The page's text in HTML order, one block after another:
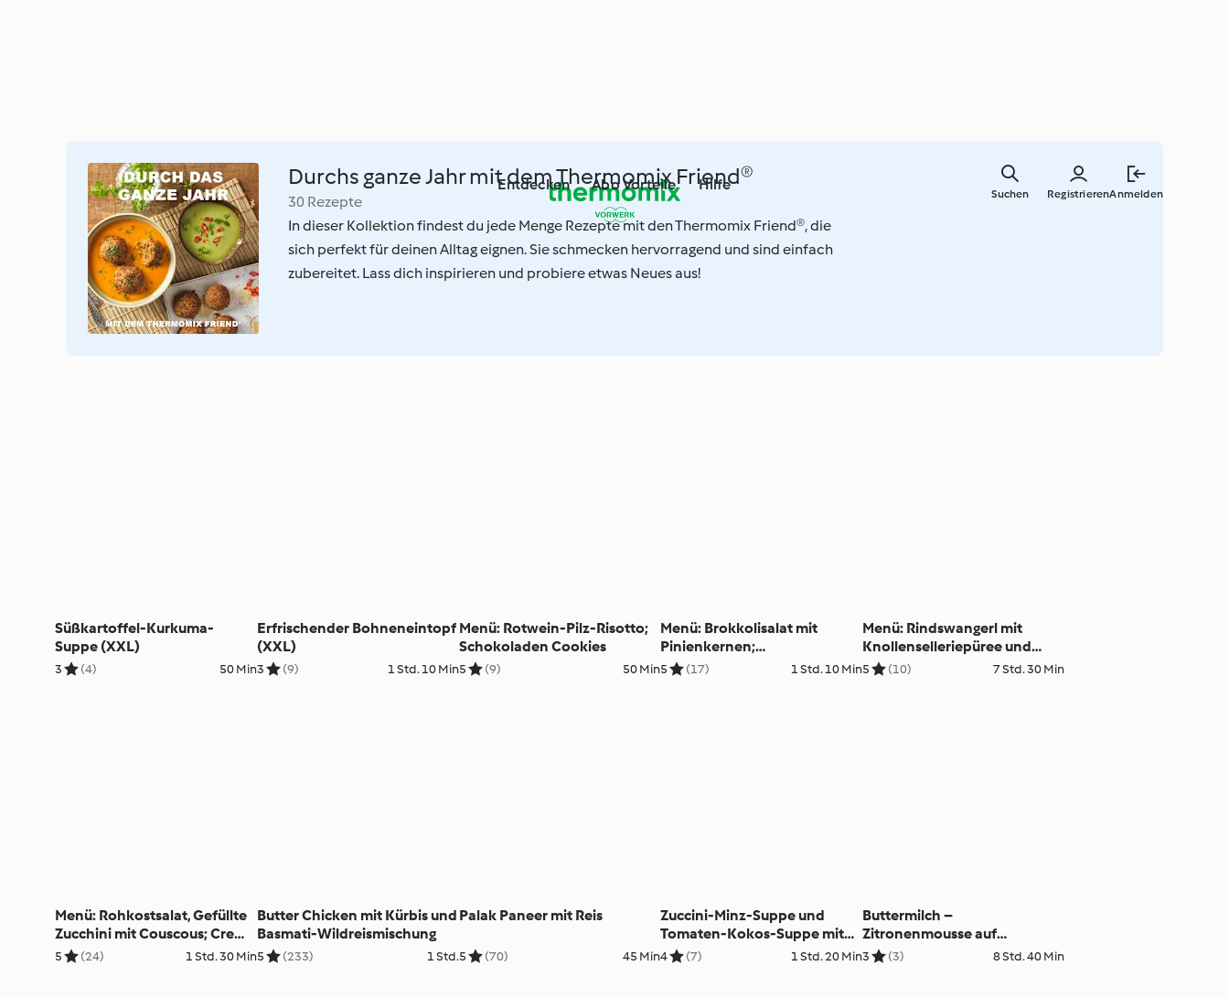
springen
Entdecken Abo Vorteile Hilfe
RegistrierenAnmelden
Suchen
Durchs ganze Jahr mit dem Thermomix Friend®
30 Rezepte
In dieser Kollektion findest du jede Menge Rezepte mit den Thermomix Friend®, die
sich perfekt für deinen Alltag eignen. Sie schmecken hervorragend und sind einfach
zubereitet. Lass dich inspirieren und probiere etwas Neues aus!
Süßkartoffel-Kurkuma-
Suppe (XXL)
3 (4) 50 Min
Erfrischender Bohneneintopf
(XXL)
3 (9) 1 Std. 10 Min
Menü: Rotwein-Pilz-Risotto;
Schokoladen Cookies
5 (9) 50 Min
Menü: Brokkolisalat mit
Pinienkernen;
Hühnerfrikassee mit
5 (17) 1 Std. 10 Min
Menü: Rindswangerl mit
Knollenselleriepüree und
Rahmgemüse
5 (10) 7 Std. 30 Min
Menü: Rohkostsalat, Gefüllte
Zucchini mit Couscous; Crema
Catalana
5 (24) 1 Std. 30 Min
Butter Chicken mit Kürbis und
Basmati-Wildreismischung
5 (233) 1 Std.
Palak Paneer mit Reis
5 (70) 45 Min
Zuccini-Minz-Suppe und
Tomaten-Kokos-Suppe mit
Linsenknödeln (XXL)
4 (7) 1 Std. 20 Min
Buttermilch –
Zitronenmousse auf
beschwipstem Beerenspiegel
3 (3) 8 Std. 40 Min